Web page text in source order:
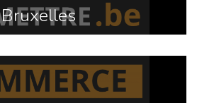
Bruxelles